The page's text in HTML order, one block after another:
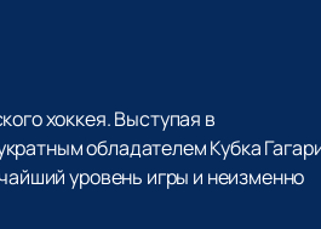
хоккея. Выступая в
обладателем Кубка
уровень игры и неизменно